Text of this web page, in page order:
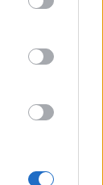
tags to
Google